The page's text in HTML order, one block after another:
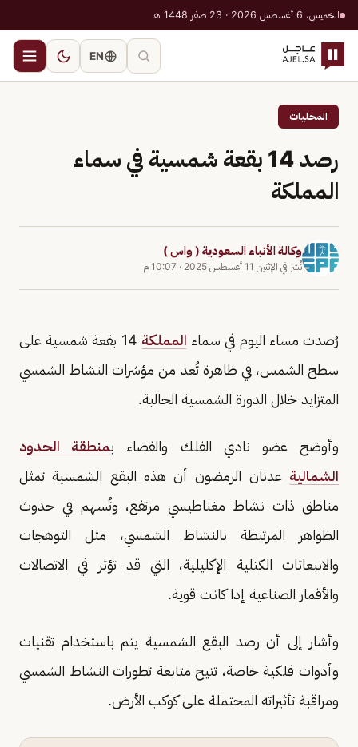
الخميس، 6 أغسطس 2026 · 23 صفر 1448 هـ
EN
المحليات
رصد 14 بقعة شمسية في سماء
المملكة
وكالة الأنباء السعودية ( واس )
نُشر في الإثنين 11 أغسطس 2025 · 10:07 م
رُصدت مساء اليوم في سماء المملكة
14 بقعة شمسية على
سطح الشمس، في ظاهرة تُعد من مؤشرات النشاط الشمسي
المتزايد خلال الدورة الشمسية الحالية.
وأوضح عضو نادي الفلك والفضاء بمنطقة الحدود
الشمالية عدنان الرمضون أن هذه البقع الشمسية تمثل
مناطق ذات نشاط مغناطيسي مرتفع، وتُسهم في حدوث
الظواهر المرتبطة بالنشاط الشمسي، مثل التوهجات
والانبعاثات الكتلية الإكليلية، التي قد تؤثر في الاتصالات
والأقمار الصناعية إذا كانت قوية.
وأشار إلى أن رصد البقع الشمسية يتم باستخدام تقنيات
وأدوات فلكية خاصة، تتيح متابعة تطورات النشاط الشمسي
ومراقبة تأثيراته المحتملة على كوكب الأرض.